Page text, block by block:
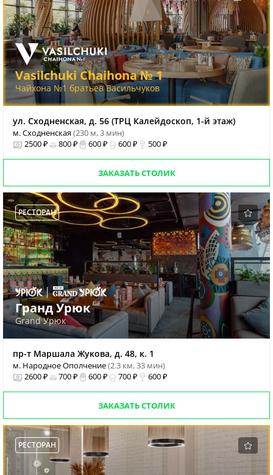
Vasilchuki Chaihona № 1
Чайхона №1 братьев Васильчуков
ул. Сходненская, д. 56 (ТРЦ Калейдоскоп, 1-й этаж)
м. Сходненская(230 м, 3 мин)
2500 ₽
800 ₽ 600 ₽ 600 ₽ 500 ₽
ЗАКАЗАТЬ СТОЛИК
РЕСТОРАН
Гранд Урюк
Grand Урюк
пр-т Маршала Жукова, д. 48, к. 1
м. Народное Ополчение(2.3 км, 33 мин)
2600 ₽
700 ₽ 600 ₽ 700 ₽ 600 ₽
ЗАКАЗАТЬ СТОЛИК
РЕСТОРАН